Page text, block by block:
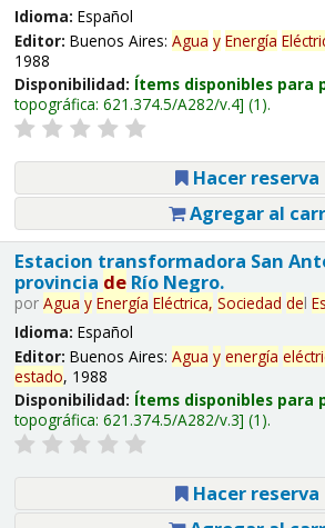
Idioma: Español
Editor: Buenos Aires: Agua y Energía
1988
Disponibilidad: Ítems disponibles para
topográfica: 621.374.5/A282/v.4 (1).
Hacer reserva
Agregar al
Estacion transformadora San
provincia deRío Negro.
por Agua y Energía Eléctrica, Sociedad del
Idioma: Español
Editor: Buenos Aires: Agua y energía
estado, 1988
Disponibilidad: Ítems disponibles para
topográfica: 621.374.5/A282/v.3 (1).
Hacer reserva